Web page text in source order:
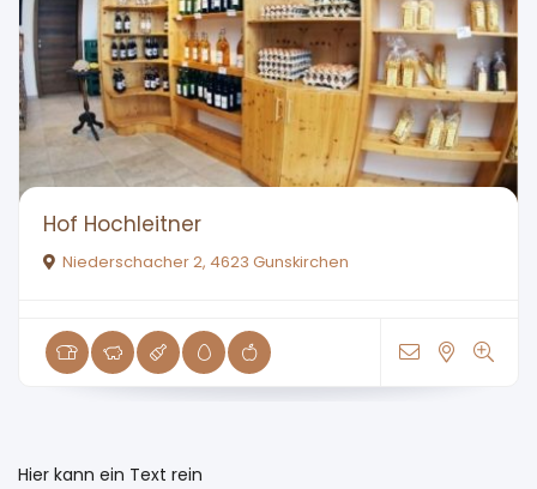
Hof Hochleitner
Niederschacher 2, 4623 Gunskirchen
Hier kann ein Text rein